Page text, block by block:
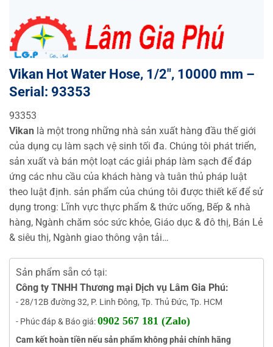
Vikan Hot Water Hose, 1/2″, 10000 mm –
Serial: 93353
93353
Vikan là một trong những nhà sản xuất hàng đầu thế giới
của dụng cụ làm sạch vệ sinh tối đa. Chúng tôi phát triển,
sản xuất và bán một loạt các giải pháp làm sạch để đáp
ứng các nhu cầu của khách hàng và tuân thủ pháp luật
theo luật định. sản phẩm của chúng tôi được thiết kế để sử
dụng trong: Lĩnh vực thực phẩm & thức uống, Bếp & nhà
hàng, Ngành chăm sóc sức khỏe, Giáo dục & đô thị, Bán Lẻ
& siêu thị, Ngành giao thông vận tải…
Sản phẩm sẵn có tại:
Công ty TNHH Thương mại Dịch vụ Lâm Gia Phú:
- 28/12B đường 32, P. Linh Đông, Tp. Thủ Đức, Tp. HCM
- Phúc đáp & Báo giá:0902 567 181 (Zalo)
Cam kết hoàn tiền nếu sản phẩm không phải chính hãng